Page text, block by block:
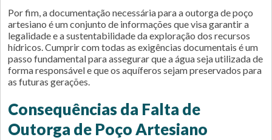
Por fim, a documentação necessária para a outorga de poço
artesiano é um conjunto de informações que visa garantir a
legalidade e a sustentabilidade da exploração dos recursos
hídricos. Cumprir com todas as exigências documentais é um
passo fundamental para assegurar que a água seja utilizada de
forma responsável e que os aquíferos sejam preservados para
as futuras gerações.
Consequências da Falta de
Outorga de Poço Artesiano